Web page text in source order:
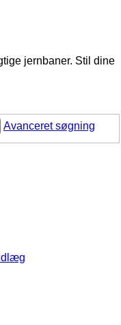
jernbaner. Stil dine
Avanceret søgning